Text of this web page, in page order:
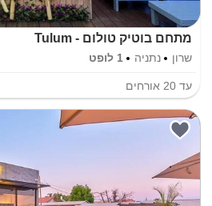
מתחם בוטיק טולום - Tulum
שרון נתניה 1 לופט
עד 20 אורחים